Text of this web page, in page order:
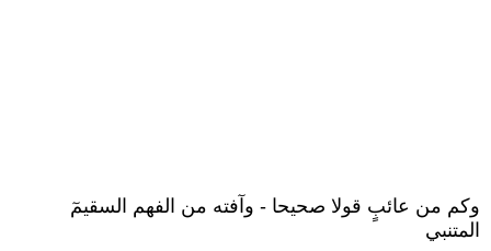
وكم من عائبٍ قولا صحيحا - وآفته من الفهم السقيمٓ
المتنبي